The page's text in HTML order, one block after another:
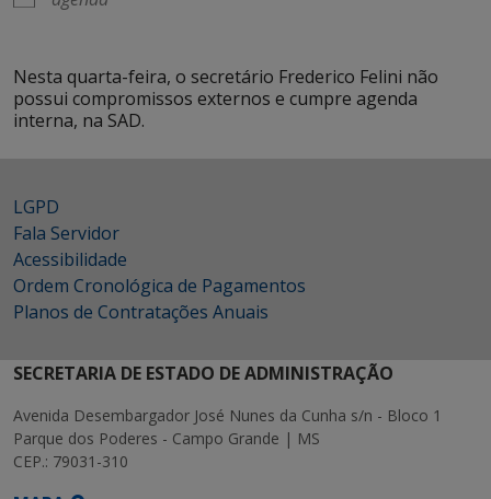
Nesta quarta-feira, o secretário Frederico Felini não
possui compromissos externos e cumpre agenda
interna, na SAD.
LGPD
Fala Servidor
Acessibilidade
Ordem Cronológica de Pagamentos
Planos de Contratações Anuais
SECRETARIA DE ESTADO DE ADMINISTRAÇÃO
Avenida Desembargador José Nunes da Cunha s/n - Bloco 1
Parque dos Poderes - Campo Grande | MS
CEP.: 79031-310